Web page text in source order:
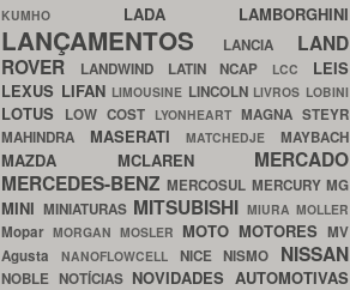
KUMHO LADA LAMBORGHINI
LANÇAMENTOS LANCIA LAND
ROVER
LANDWIND LATIN NCAP LCC LEIS
LEXUS LIFAN LIMOUSINE LINCOLN LIVROS LOBINI
LOTUS LOW COST LYONHEART MAGNA STEYR
MAHINDRA MASERATIMATCHEDJEMAYBACH
MAZDA MCLAREN MERCADO
MERCEDES-BENZMERCOSUL MERCURYMG
MINI MINIATURAS MITSUBISHI MIURA MOLLER
Mopar MORGAN MOSLER MOTO MOTORES MV
Agusta NANOFLOWCELL NICENISMO NISSAN
NOBLE NOTÍCIAS NOVIDADES AUTOMOTIVAS